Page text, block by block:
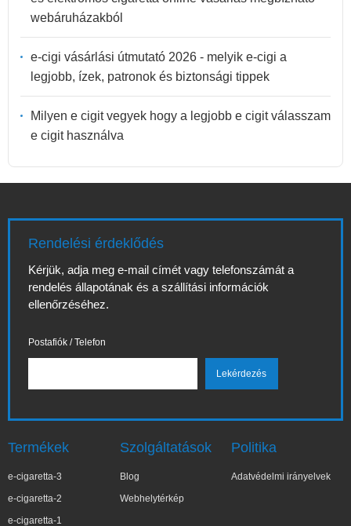
webáruházakból
e-cigi vásárlási útmutató 2026 - melyik e-cigi a
legjobb, ízek, patronok és biztonsági tippek
Milyen e cigit vegyek hogy a legjobb e cigit válasszam
e cigit használva
Rendelési érdeklődés
Kérjük, adja meg e-mail címét vagy telefonszámát a
rendelés állapotának és a szállítási információk
ellenőrzéséhez.
Postafiók / Telefon
Termékek
e-cigaretta-3
e-cigaretta-2
e-cigaretta-1
Szolgáltatások
Blog
Webhelytérkép
Politika
Adatvédelmi irányelvek